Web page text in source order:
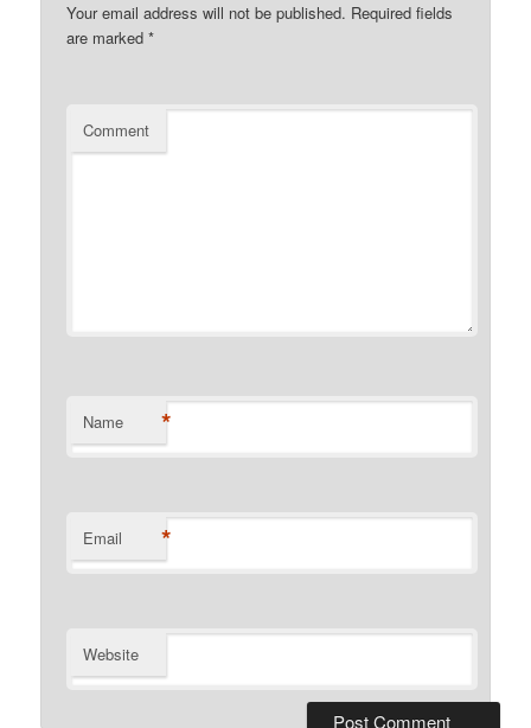
Your email address will not be published. Required fields
are marked*
Comment
Name *
Email *
Website